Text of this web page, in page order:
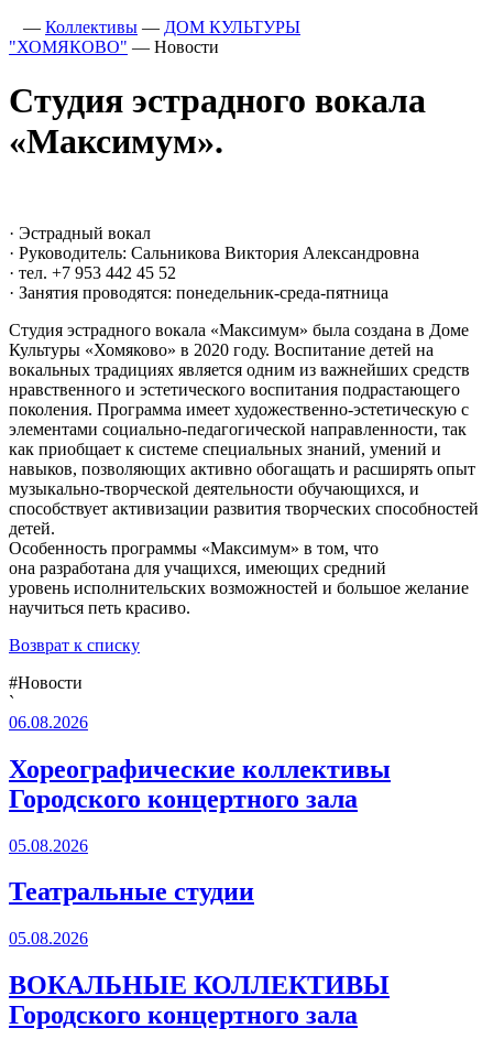
— Коллективы — ДОМ КУЛЬТУРЫ
"ХОМЯКОВО" — Новости
Студия эстрадного вокала
«Максимум».
· Эстрадный вокал
· Руководитель: Сальникова Виктория Александровна
· тел. +7 953 442 45 52
· Занятия проводятся: понедельник-среда-пятница
Студия эстрадного вокала «Максимум» была создана в Доме
Культуры «Хомяково» в 2020 году. Воспитание детей на
вокальных традициях является одним из важнейших средств
нравственного и эстетического воспитания подрастающего
поколения. Программа имеет художественно-эстетическую с
элементами социально-педагогической направленности, так
как приобщает к системе специальных знаний, умений и
навыков, позволяющих активно обогащать и расширять опыт
музыкально-творческой деятельности обучающихся, и
способствует активизации развития творческих способностей
детей.
Особенность программы «Максимум» в том, что
она разработана для учащихся, имеющих средний
уровень исполнительских возможностей и большое желание
научиться петь красиво.
Возврат к списку
#Новости
`
06.08.2026
Хореографические коллективы
Городского концертного зала
05.08.2026
Театральные студии
05.08.2026
ВОКАЛЬНЫЕ КОЛЛЕКТИВЫ
Городского концертного зала